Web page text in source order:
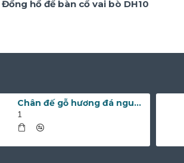
Đồng hồ để bàn cổ vai bò DH10
Chân đế gỗ hương đá nguyên khối nhiều kích thước
1